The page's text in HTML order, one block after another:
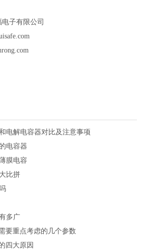
子有限公司
电解电容器对比及注意事项
电容器
膜电容
比拼
多广
要重点考虑的几个参数
四大原因